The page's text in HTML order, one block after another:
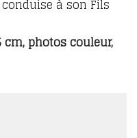
à son Fils
cm, photos couleur,